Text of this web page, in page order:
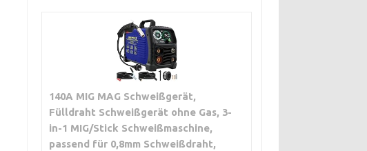
140A MIG MAG Schweißgerät,
Fülldraht Schweißgerät ohne Gas, 3-
in-1 MIG/Stick Schweißmaschine,
passend für 0,8mm Schweißdraht,